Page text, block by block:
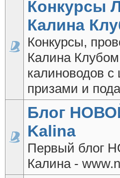
Конкурсы
Калина
Конкурсы,
Калина
калиноводов
призами и
Блог
Kalina
Первый блог
Калина -